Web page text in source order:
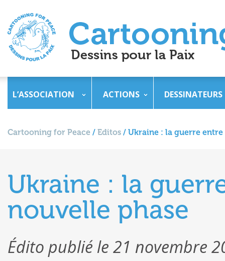
L’ASSOCIATION ACTIONS DESSINATEURS
Cartooning for Peace / Editos / Ukraine : la guerre
Ukraine : la
nouvelle phase
Édito publié le 21 novembre